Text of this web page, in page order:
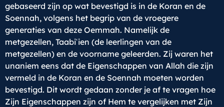
gebaseerd zijn op wat bevestigd is in de Koran en de
Soennah, volgens het begrip van de vroegere
generaties van deze Oemmah. Namelijk de
metgezellen, Taabiʿien (de leerlingen van de
metgezellen) en de voorname geleerden. Zij waren het
unaniem eens dat de Eigenschappen van Allah die zijn
vermeld in de Koran en de Soennah moeten worden
bevestigd. Dit wordt gedaan zonder je af te vragen hoe
Zijn Eigenschappen zijn of Hem te vergelijken met Zijn